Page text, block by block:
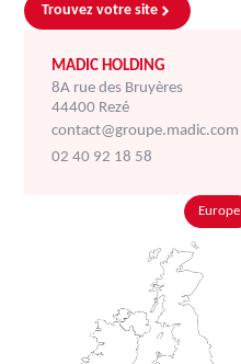
Europe
Trouvez votre site
MADIC HOLDING
8A rue des Bruyères
44400 Rezé
contact@groupe.madic.com
02 40 92 18 58